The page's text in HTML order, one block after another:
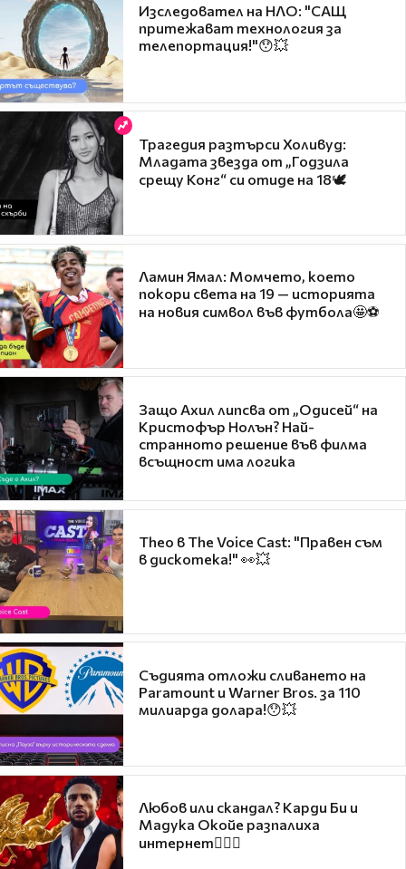
Изследовател на НЛО: "САЩ
притежават технология за
телепортация!"😯💥
Трагедия разтърси Холивуд:
Младата звезда от „Годзила
срещу Конг“ си отиде на 18🕊️
Ламин Ямал: Момчето, което
покори света на 19 — историята
на новия символ във футбола🤩⚽
Защо Ахил липсва от „Одисей“ на
Кристофър Нолън? Най-
странното решение във филма
всъщност има логика
Theo в The Voice Cast: "Правен съм
в дискотека!" 👀💥
Съдията отложи сливането на
Paramount и Warner Bros. за 110
милиарда долара!😯💥
Любов или скандал? Карди Би и
Мадука Окойе разпалиха
интернет❤️‍🔥🔥